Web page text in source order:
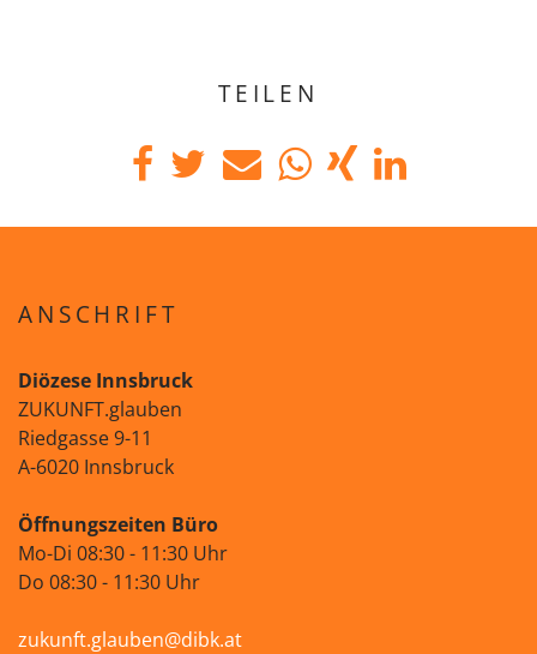
TEILEN
ANSCHRIFT
Diözese Innsbruck
ZUKUNFT.glauben
Riedgasse 9-11
A-6020 Innsbruck
Öffnungszeiten Büro
Mo-Di 08:30 - 11:30 Uhr
Do 08:30 - 11:30 Uhr
zukunft.glauben@dibk.at